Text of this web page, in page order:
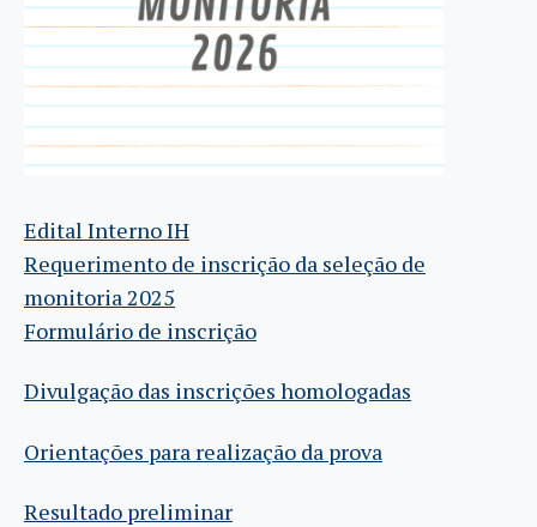
Edital Interno IH
Requerimento de inscrição da seleção de
monitoria 2025
Formulário de inscrição
Divulgação das inscrições homologadas
Orientações para realização da prova
Resultado preliminar